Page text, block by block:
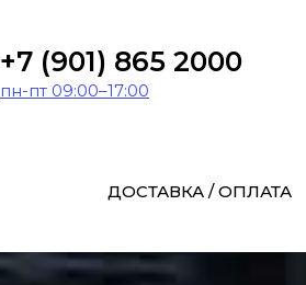
+7 (901) 865 2000
пн-пт 09:00–17:00
ДОСТАВКА / ОПЛАТА